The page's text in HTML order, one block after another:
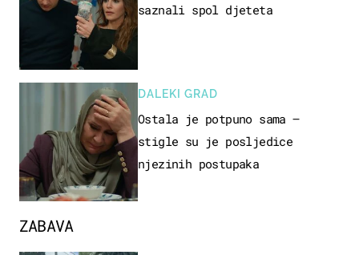
ZABAVA
saznali spol djeteta
DALEKI GRAD
Ostala je potpuno sama –
stigle su je posljedice
njezinih postupaka